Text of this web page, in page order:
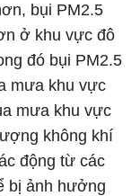
bụi PM2.5
ở khu vực đô
đó bụi PM2.5
mưa khu vực
mưa khu vực
không khí
động từ các
bị ảnh hưởng